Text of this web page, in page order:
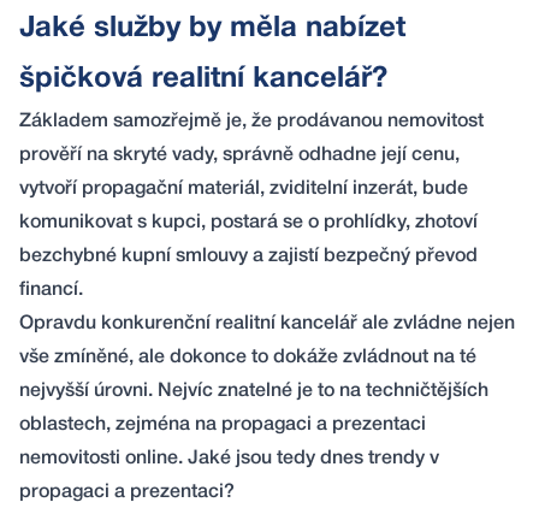
Jaké služby by měla nabízet
špičková realitní kancelář?
Základem samozřejmě je, že prodávanou nemovitost
prověří na skryté vady, správně odhadne její cenu,
vytvoří propagační materiál, zviditelní inzerát, bude
komunikovat s kupci, postará se o prohlídky, zhotoví
bezchybné kupní smlouvy a zajistí bezpečný převod
financí.
Opravdu konkurenční realitní kancelář ale zvládne nejen
vše zmíněné, ale dokonce to dokáže zvládnout na té
nejvyšší úrovni. Nejvíc znatelné je to na techničtějších
oblastech, zejména na propagaci a prezentaci
nemovitosti online. Jaké jsou tedy dnes trendy v
propagaci a prezentaci?